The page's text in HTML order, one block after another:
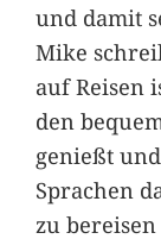
und damit
Mike
auf Reisen
den
genießt
Sprachen
zu